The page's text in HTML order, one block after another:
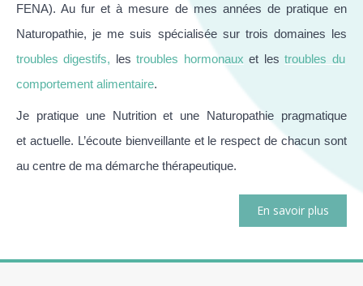
FENA). Au fur et à mesure de mes années de pratique en
Naturopathie, je me suis spécialisée sur trois domaines les
troubles digestifs, les troubles hormonaux et lestroubles du
comportement alimentaire.
Je pratique une Nutrition et une Naturopathie pragmatique
et actuelle. L’écoute bienveillante et le respect de chacun sont
au centre de ma démarche thérapeutique.
En savoir plus